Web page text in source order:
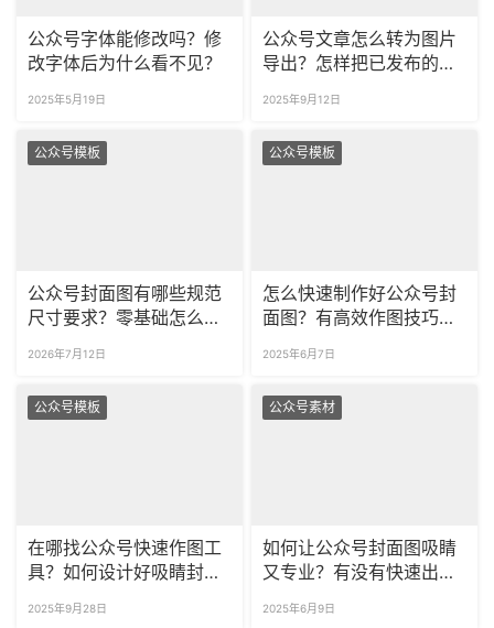
公众号字体能修改吗？修
改字体后为什么看不见？
2025年5月19日
公众号文章怎么转为图片
导出？怎样把已发布的公
2025年9月12日
公众号模板
公众号封面图有哪些规范
尺寸要求？零基础怎么快
2026年7月12日
公众号模板
怎么快速制作好公众号封
面图？有高效作图技巧
2025年6月7日
公众号模板
在哪找公众号快速作图工
具？如何设计好吸睛封面
2025年9月28日
公众号素材
如何让公众号封面图吸睛
又专业？有没有快速出图
2025年6月9日